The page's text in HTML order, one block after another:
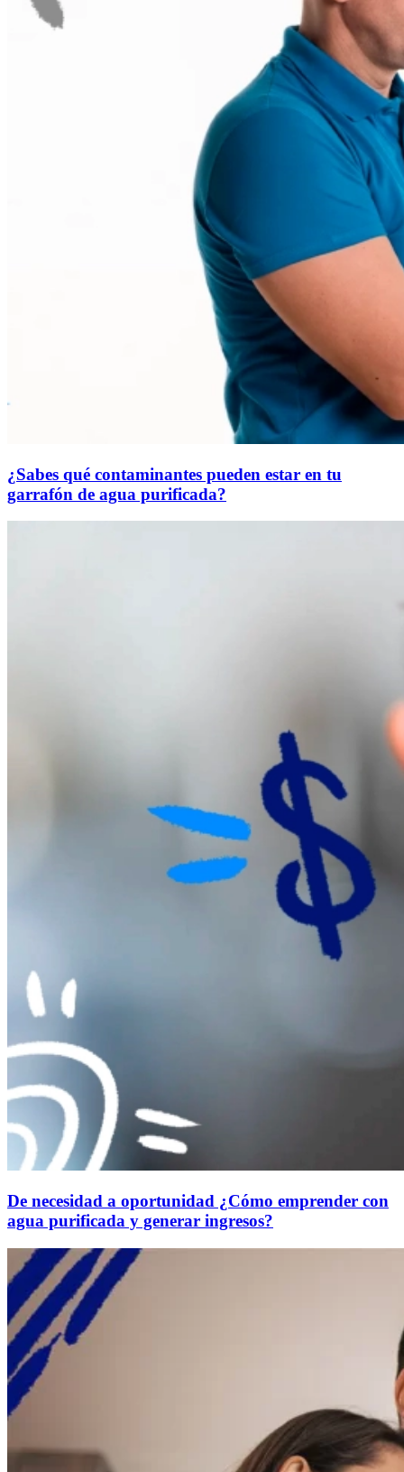
¿Sabes qué contaminantes pueden estar en tu
garrafón de agua purificada?
De necesidad a oportunidad ¿Cómo emprender con
agua purificada y generar ingresos?